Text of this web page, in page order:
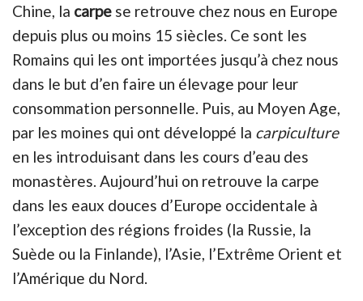
Chine, la carpe se retrouve chez nous en Europe
depuis plus ou moins 15 siècles. Ce sont les
Romains qui les ont importées jusqu’à chez nous
dans le but d’en faire un élevage pour leur
consommation personnelle. Puis, au Moyen Age,
par les moines qui ont développé la carpiculture
en les introduisant dans les cours d’eau des
monastères. Aujourd’hui on retrouve la carpe
dans les eaux douces d’Europe occidentale à
l’exception des régions froides (la Russie, la
Suède ou la Finlande), l’Asie, l’Extrême Orient et
l’Amérique du Nord.